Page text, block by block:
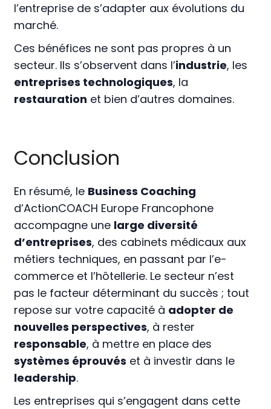
l’entreprise de s’adapter aux évolutions du
marché.
Ces bénéfices ne sont pas propres à un
secteur. Ils s’observent dans l’industrie, les
entreprises technologiques, la
restauration et bien d’autres domaines.
Conclusion
En résumé, le Business Coaching
d’ActionCOACH Europe Francophone
accompagne une large diversité
d’entreprises, des cabinets médicaux aux
métiers techniques, en passant par l’e-
commerce et l’hôtellerie. Le secteur n’est
pas le facteur déterminant du succès ; tout
repose sur votre capacité à adopter de
nouvelles perspectives, à rester
responsable, à mettre en place des
systèmes éprouvés et à investir dans le
leadership.
Les entreprises qui s’engagent dans cette